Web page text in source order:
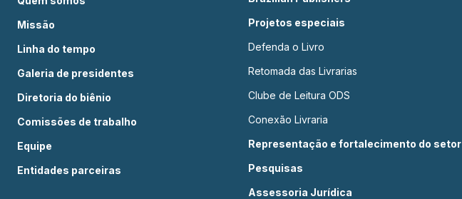
Missão
Linha do tempo
Galeria de presidentes
Diretoria do biênio
Comissões de trabalho
Equipe
Entidades parceiras
Projetos especiais
Defenda o Livro
Retomada das Livrarias
Clube de Leitura ODS
Conexão Livraria
Representação e fortalecimento do setor
Pesquisas
Assessoria Jurídica